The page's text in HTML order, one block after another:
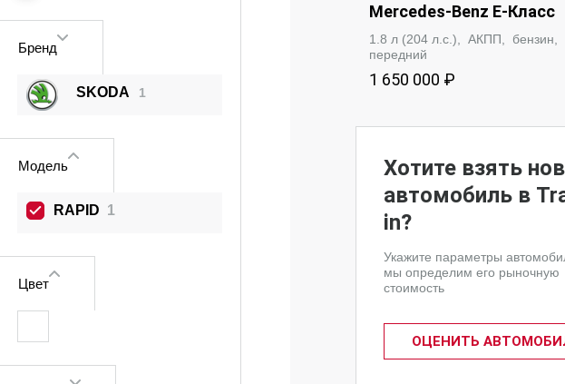
Бренд
SKODA 1
Модель
RAPID 1
Цвет
Mercedes‑Benz E-Класс
1.8 л (204 л.с.), АКПП, бензин,
передний
1 650 000 ₽
Хотите взять
автомобиль в
in?
Укажите параметры
мы определим его рыночную
стоимость
ОЦЕНИТЬ